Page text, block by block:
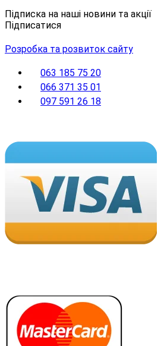
Підписка на наші новини та акції
Підписатися
Розробка та розвиток сайту
063 185 75 20
066 371 35 01
097 591 26 18